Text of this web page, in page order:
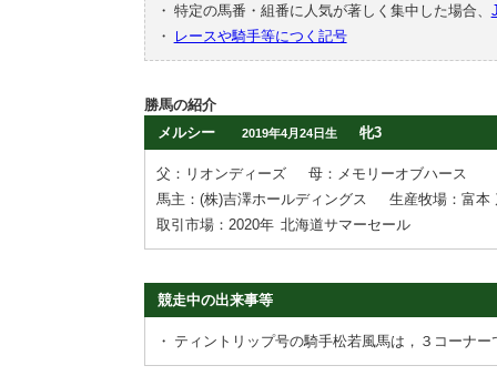
・ 特定の馬番・組番に人気が著しく集中した場合、
・
レースや騎手等につく記号
勝馬の紹介
メルシー
2019年4月24日生 牝3
父：リオンディーズ
母：メモリーオブハース
馬主：(株)吉澤ホールディングス
生産牧場：富本
取引市場：2020年 北海道サマーセール
競走中の出来事等
・ ティントリップ号の騎手松若風馬は，３コーナ